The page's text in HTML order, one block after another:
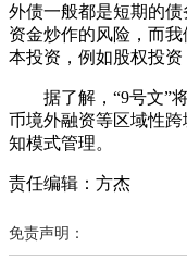
外债一般都是短期的
资金炒作的风险，而
本投资，例如股权投资
据了解，“9号文”将
币境外融资等区域性
知模式管理。
责任编辑：方杰
免责声明：